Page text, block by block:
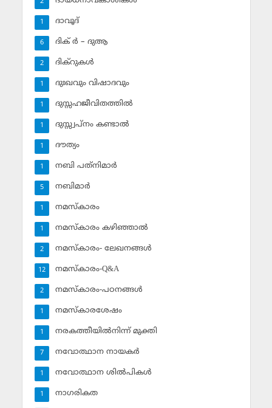
2
ദാവൂദ്‌
1
ദിക് ര്‍ – ദുആ
6
ദിക്‌റുകള്‍
2
ദുഃഖവും വിഷാദവും
1
ദുസ്സഹജീവിതത്തില്‍
1
ദുസ്സ്വപ്‌നം കണ്ടാല്‍
1
ദൗത്യം
1
നബി പത്‌നിമാര്‍
1
നബിമാര്‍
5
നമസ്‌കാരം
1
നമസ്‌കാരം കഴിഞ്ഞാല്‍
1
നമസ്‌കാരം- ലേഖനങ്ങള്‍
2
നമസ്‌കാരം-Q&A
12
നമസ്‌കാരം-പഠനങ്ങള്‍
2
നമസ്‌കാരശേഷം
1
നരകത്തീയില്‍നിന്ന് മുക്തി
1
നവോത്ഥാന നായകര്‍
7
നവോത്ഥാന ശില്‍പികള്‍
1
നാഗരികത
1